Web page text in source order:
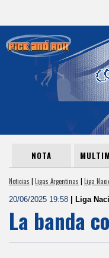
NOTA
Noticias | Ligas Argentinas | Liga
20/06/2025 19:58 | Liga
La banda